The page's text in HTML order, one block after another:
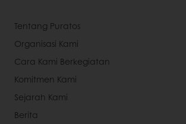
Tentang Puratos
Organisasi Kami
Cara Kami Berkegiatan
Komitmen Kami
Sejarah Kami
Berita